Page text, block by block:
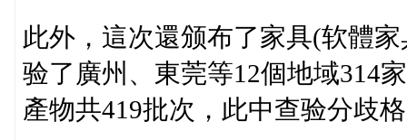
此外，這次還颁布了家具(软體
验了廣州、東莞等12個地域314
產物共419批次，此中查验分歧